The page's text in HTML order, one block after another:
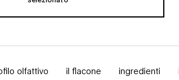
Cofanetto regalo
, 1 di 1
olfattivo il flacone ingredienti